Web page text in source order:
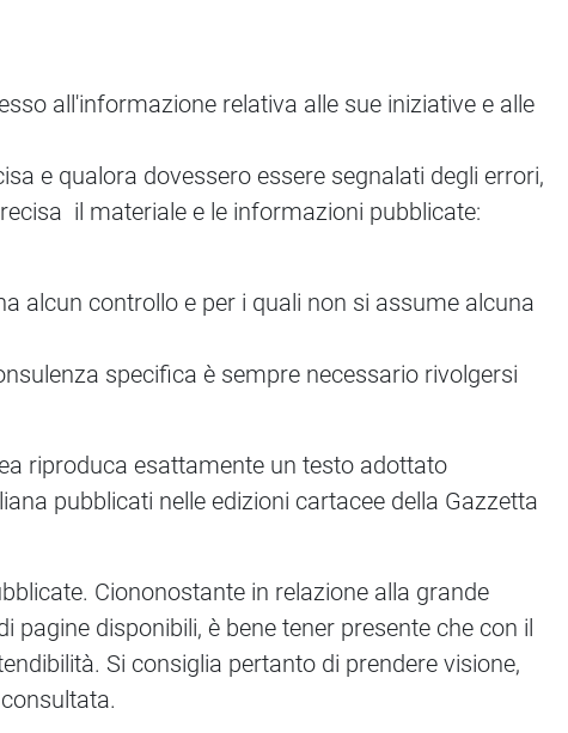
all'informazione relativa alle sue iniziative e alle
e qualora dovessero essere segnalati degli errori,
il materiale e le informazioni pubblicate:
alcun controllo e per i quali non si assume alcuna
specifica è sempre necessario rivolgersi
riproduca esattamente un testo adottato
pubblicati nelle edizioni cartacee della Gazzetta
Ciononostante in relazione alla grande
disponibili, è bene tener presente che con il
Si consiglia pertanto di prendere visione,